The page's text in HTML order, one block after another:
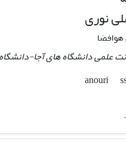
نوری
علمی دانشگاه های آجا-